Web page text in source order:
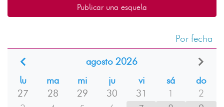
Publicar una esquela
Por fecha
agosto 2026
lu
ma mi ju vi sá
do
27
28 29 30 31 1
2